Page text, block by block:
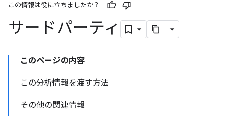
この情報は役に立ちましたか？
サードパーティ
このページの内容
この分析情報を渡す方法
その他の関連情報